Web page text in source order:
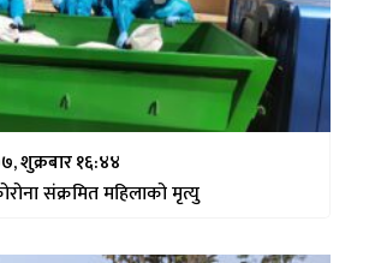
शुक्रबार १६:४४
संक्रमित महिलाको मृत्यु